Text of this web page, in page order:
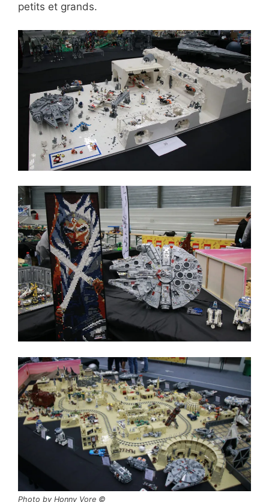
petits et grands.
Photo by Honny Vore ©